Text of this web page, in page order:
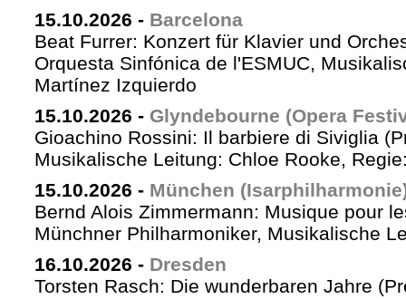
15.10.2026 - Barcelona
Beat Furrer: Konzert für Klavier und
Orquesta Sinfónica de l'ESMUC,
Martínez Izquierdo
15.10.2026 - Glyndebourne (Opera
Gioachino Rossini: Il barbiere di Siviglia
Musikalische Leitung: Chloe Rooke,
15.10.2026 - München
Bernd Alois Zimmermann: Musique pour
Münchner Philharmoniker, Musikalische
16.10.2026 - Dresden
Torsten Rasch: Die wunderbaren Jahre